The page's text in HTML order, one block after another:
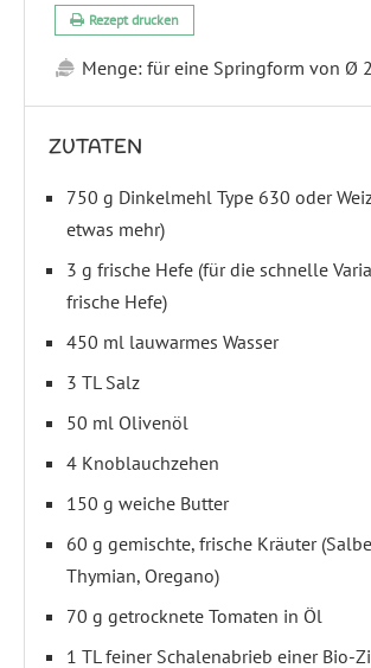
Rezept drucken
Menge: für eine Springform von Ø
ZUTATEN
750 g Dinkelmehl Type 630 oder
etwas mehr)
3 g frische Hefe (für die schnelle
frische Hefe)
450 ml lauwarmes Wasser
3 TL Salz
50 ml Olivenöl
4 Knoblauchzehen
150 g weiche Butter
60 g gemischte, frische Kräuter
Thymian, Oregano)
70 g getrocknete Tomaten in Öl
1 TL feiner Schalenabrieb einer Bio-